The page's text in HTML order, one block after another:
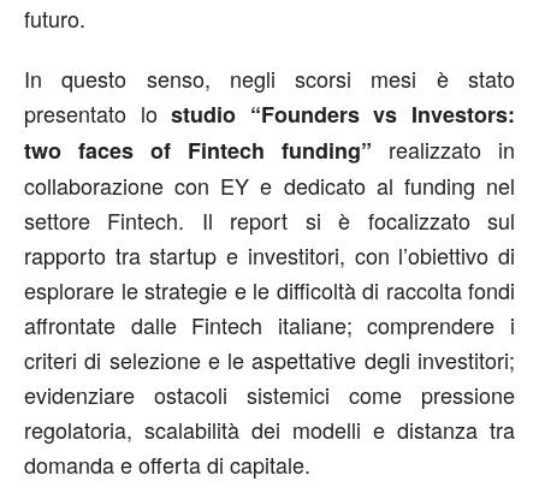
futuro.
In questo senso, negli scorsi mesi è stato
presentato lostudio “Founders vs Investors:
two faces of Fintech funding” realizzato in
collaborazione con EY e dedicato al funding nel
settore Fintech. Il report si è focalizzato sul
rapporto tra startup e investitori, con l’obiettivo di
esplorare le strategie e le difficoltà di raccolta fondi
affrontate dalle Fintech italiane; comprendere i
criteri di selezione e le aspettative degli investitori;
evidenziare ostacoli sistemici come pressione
regolatoria, scalabilità dei modelli e distanza tra
domanda e offerta di capitale.